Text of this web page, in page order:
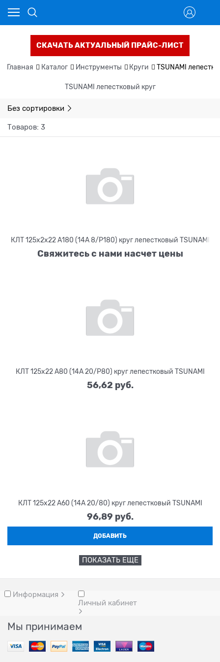
СКАЧАТЬ АКТУАЛЬНЫЙ ПРАЙС-ЛИСТ
Главная Каталог Инструменты Круги TSUNAMI
TSUNAMI лепестковый круг
Без сортировки
Товаров: 3
КЛТ 125х2х22 А180 (14А 8/Р180) круг лепестковый TSUNAMI
Свяжитесь с нами насчет цены
КЛТ 125х22 А80 (14А 20/Р80) круг лепестковый TSUNAMI
56,62 руб.
КЛТ 125х22 А60 (14А 20/80) круг лепестковый TSUNAMI
96,89 руб.
ДОБАВИТЬ
ПОКАЗАТЬ ЕЩЕ
Информация
Личный кабинет
Мы принимаем